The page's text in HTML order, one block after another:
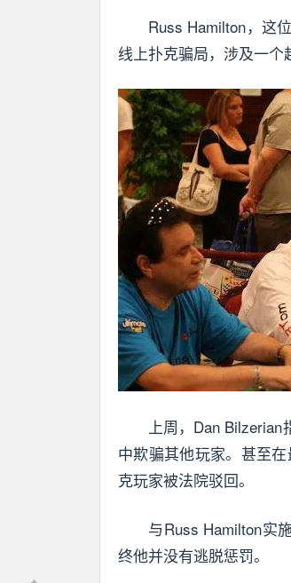
Russ Hamilton，这
线上扑克骗局，涉及一个
上周，Dan Bilzerian
中欺骗其他玩家。甚至
克玩家被法院驳回。
与Russ Hamilton实
终他并没有逃脱惩罚。